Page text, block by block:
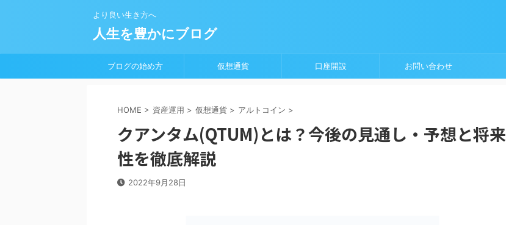
より良い生き方へ
人生を豊かにブログ
ブログの始め方 仮想通貨 口座開設 お問い合わせ
HOME > 資産運用 > 仮想通貨 > アルトコイン >
クアンタム(QTUM)とは？今後の見通し・予想と将来
性を徹底解説
2022年9月28日